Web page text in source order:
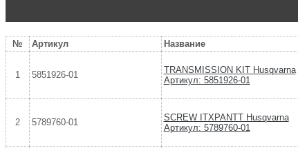
№ Артикул Название
1 5851926-01
TRANSMISSION KIT Husqvarna
Артикул: 5851926-01
2 5789760-01
SCREW ITXPANTT Husqvarna
Артикул: 5789760-01